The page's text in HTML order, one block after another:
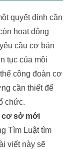
quyết định cần
hoạt động
cầu cơ bản
tục của môi
công đoàn cơ
cần thiết để
chức.
cơ sở mới
Tìm Luậttìm
viết này sẽ